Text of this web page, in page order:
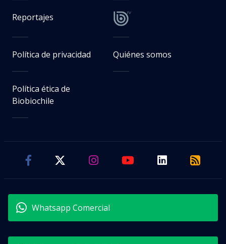
Reportajes
Política de privacidad Quiénes somos
Política ética de
Biobiochile
Whatsapp Comercial